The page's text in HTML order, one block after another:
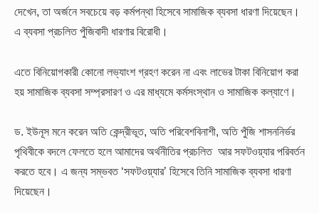
দেখেন, তা অর্জনে সবচেয়ে বড় কর্মপন্থা হিসেবে সামাজিক ব্যবসা ধারণা দিয়েছেন।
এ ব্যবসা প্রচলিত পুঁজিবাদী ধারণার বিরোধী।
এতে বিনিয়োগকারী কোনো লভ্যাংশ গ্রহণ করেন না এবং লাভের টাকা বিনিয়োগ করা
হয় সামাজিক ব্যবসা সম্প্রসারণ ও এর মাধ্যমে কর্মসংস্থান ও সামাজিক কল্যাণে।
ড. ইউনূস মনে করেন অতি কেন্দ্রীভূত, অতি পরিবেশবিনাশী, অতি পুঁজি শাসননির্ভর
পৃথিবীকে বদলে ফেলতে হলে আমাদের অর্থনীতির প্রচলিত আর সফটওয়্যার পরিবর্তন
করতে হবে। এ জন্য সম্ভবত ‘সফটওয়্যার’ হিসেবে তিনি সামাজিক ব্যবসা ধারণা
দিয়েছেন।